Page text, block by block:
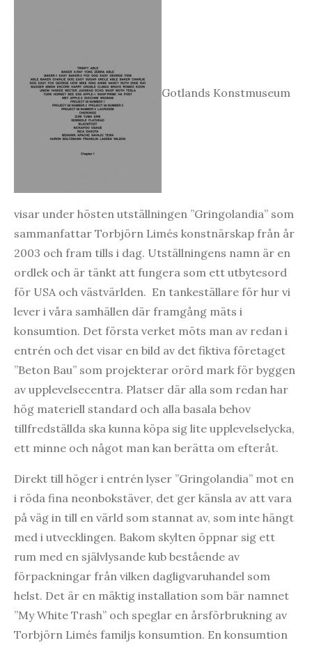
Gotlands Konstmuseum
visar under hösten utställningen ”Gringolandia” som
sammanfattar Torbjörn Limés konstnärskap från år
2003 och fram tills i dag. Utställningens namn är en
ordlek och är tänkt att fungera som ett utbytesord
för USA och västvärlden. En tankeställare för hur vi
lever i våra samhällen där framgång mäts i
konsumtion. Det första verket möts man av redan i
entrén och det visar en bild av det fiktiva företaget
”Beton Bau” som projekterar orörd mark för byggen
av upplevelsecentra. Platser där alla som redan har
hög materiell standard och alla basala behov
tillfredställda ska kunna köpa sig lite upplevelselycka,
ett minne och något man kan berätta om efteråt.
Direkt till höger i entrén lyser ”Gringolandia” mot en
i röda fina neonbokstäver, det ger känsla av att vara
på väg in till en värld som stannat av, som inte hängt
med i utvecklingen. Bakom skylten öppnar sig ett
rum med en självlysande kub bestående av
förpackningar från vilken dagligvaruhandel som
helst. Det är en mäktig installation som bär namnet
”My White Trash” och speglar en årsförbrukning av
Torbjörn Limés familjs konsumtion. En konsumtion